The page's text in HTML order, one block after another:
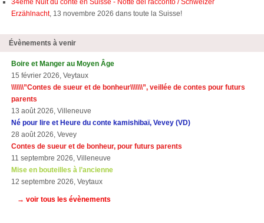
34ème Nuit du conte en Suisse - Notte del racconto / Schweizer
Erzählnacht, 13 novembre 2026 dans toute la Suisse!
Évènements à venir
Boire et Manger au Moyen Âge
15 février 2026, Veytaux
\\\\\\\”Contes de sueur et de bonheur\\\\\\\”, veillée de contes pour futurs
parents
13 août 2026, Villeneuve
Né pour lire et Heure du conte kamishibaï, Vevey (VD)
28 août 2026, Vevey
Contes de sueur et de bonheur, pour futurs parents
11 septembre 2026, Villeneuve
Mise en bouteilles à l’ancienne
12 septembre 2026, Veytaux
→ voir tous les évènements